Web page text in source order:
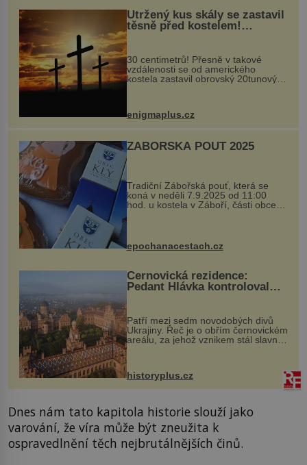
Utržený kus skály se zastavil
těsně před kostelem!
Ochránila ho boží síla?
30 centimetrů! Přesně v takové
vzdálenosti se od amerického
kostela zastavil obrovský 20tunový
...
enigmaplus.cz
ZÁBOŘSKÁ POUŤ 2025
Tradiční Zábořská pouť, která se
koná v neděli 7.9.2025 od 11:00
hod. u kostela v Záboří, části obce
Kly u Mělníka. V programu naleznete
komentovanou prohlídku kostela,
epochanacestach.cz
Černovická rezidence:
Pedant Hlávka kontroloval
Patří mezi sedm novodobých divů
Ukrajiny. Řeč je o obřím černovickém
areálu, za jehož vznikem stál slavný
český architekt Josef Hlávka. Ten si
na něm dal mimořádně záležet. Jeho
historyplus.cz
Dnes nám tato kapitola historie slouží jako
varování, že víra může být zneužita k
ospravedlnění těch nejbrutálnějších činů.